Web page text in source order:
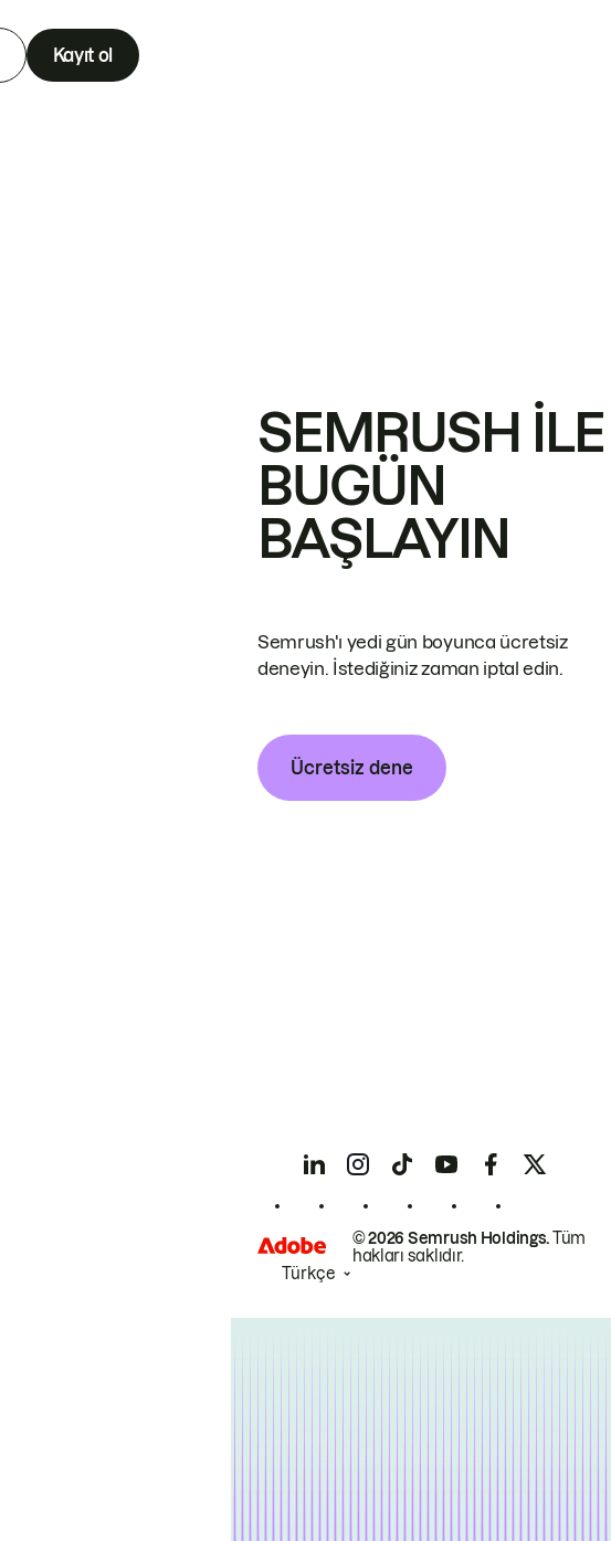
Kayıt ol
SEMRUSH ILE
BUGÜN
BAŞLAYIN
Semrush'ı yedi gün boyunca ücretsiz
deneyin. İstediğiniz zaman iptal edin.
Ücretsiz dene
© 2026 Semrush Holdings.Tüm
hakları saklıdır.
Türkçe